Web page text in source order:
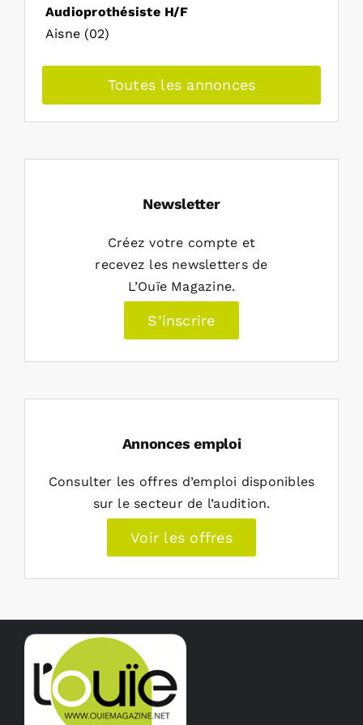
Audioprothésiste H/F
Aisne (02)
Toutes les annonces
Newsletter
Créez votre compte et
recevez les newsletters de
L’Ouïe Magazine.
S’inscrire
Annonces emploi
Consulter les offres d’emploi disponibles
sur le secteur de l’audition.
Voir les offres